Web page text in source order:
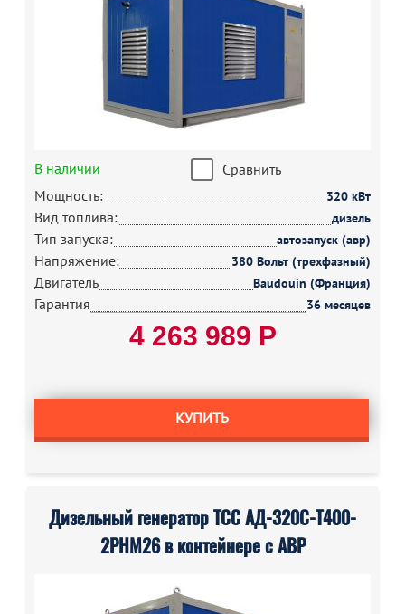
В наличии
Сравнить
Мощность:
320 кВт
Вид топлива: дизель
Тип запуска: автозапуск (авр)
Напряжение: 380 Вольт (трехфазный)
Двигатель Baudouin (Франция)
Гарантия 36 месяцев
4 263 989 Р
КУПИТЬ
Дизельный генератор ТСС АД-320С-Т400-
2РНМ26 в контейнере с АВР